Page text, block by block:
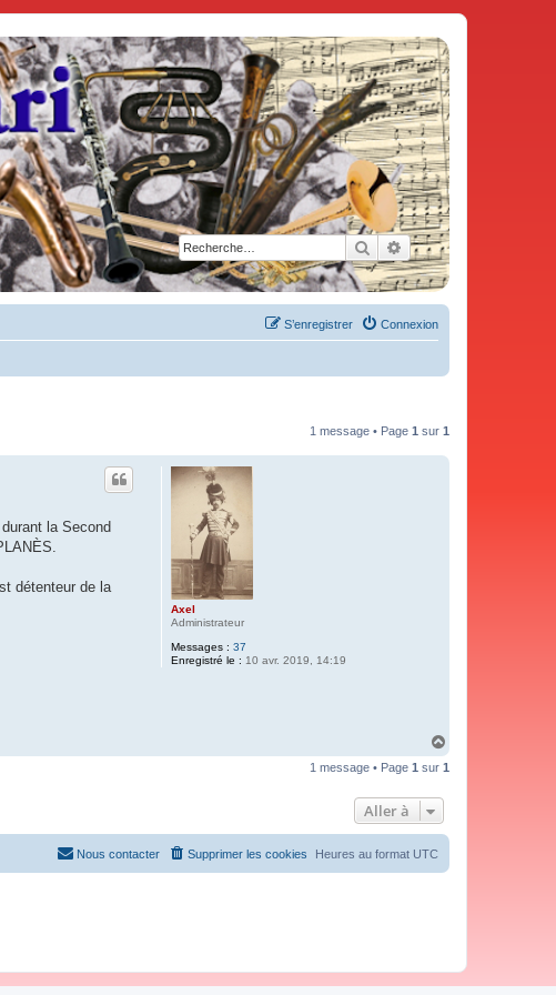
Rechercher
Recherche avancée
Connexion
S’enregistrer
1 message • Page 1 sur 1
Axel
Administrateur
Messages : 37
Enregistré le : 10 avr. 2019, 14:19
la Second
détenteur de la
u
1 message • Page 1 sur 1
Aller à
Heures au format UTC
Supprimer les cookies
Nous contacter